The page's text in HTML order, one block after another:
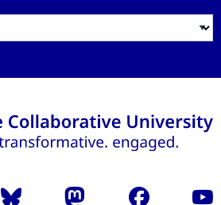
Bluesky Mastodon Facebook